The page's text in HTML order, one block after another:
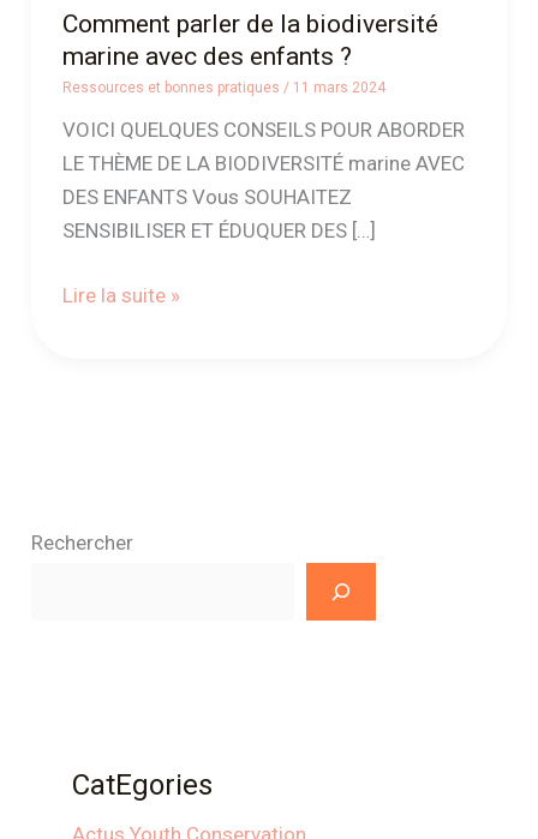
Comment parler de la biodiversité
marine avec des enfants ?
Ressources et bonnes pratiques / 11 mars 2024
VOICI QUELQUES CONSEILS POUR ABORDER
LE THÈME DE LA BIODIVERSITÉ marine AVEC
DES ENFANTS Vous SOUHAITEZ
SENSIBILISER ET ÉDUQUER DES […]
Lire la suite »
Rechercher
CatEgories